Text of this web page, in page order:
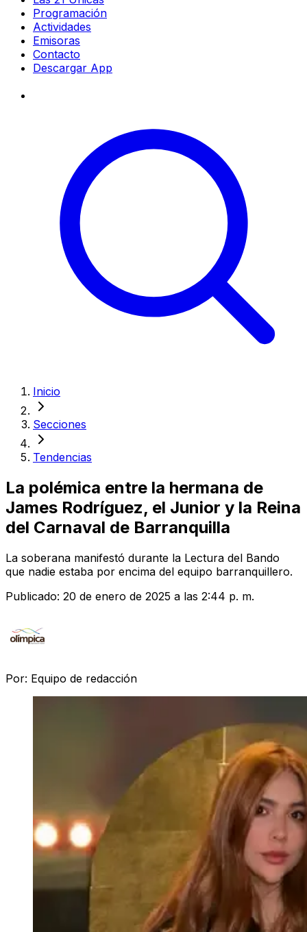
Programación
Actividades
Emisoras
Contacto
Descargar App
Inicio
Secciones
Tendencias
La polémica entre la hermana de
James Rodríguez, el Junior y la Reina
del Carnaval de Barranquilla
La soberana manifestó durante la Lectura del Bando
que nadie estaba por encima del equipo barranquillero.
Publicado: 20 de enero de 2025 a las 2:44 p. m.
Por: Equipo de redacción